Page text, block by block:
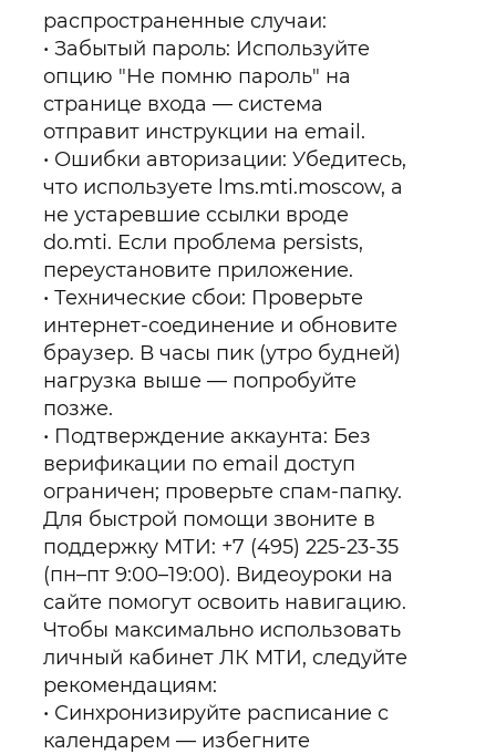
распространенные случаи:
Забытый пароль: Используйте
опцию "Не помню пароль" на
странице входа — система
отправит инструкции на email.
Ошибки авторизации: Убедитесь,
что используете lms.mti.moscow, а
не устаревшие ссылки вроде
do.mti. Если проблема persists,
переустановите приложение.
Технические сбои: Проверьте
интернет-соединение и обновите
браузер. В часы пик (утро будней)
нагрузка выше — попробуйте
позже.
Подтверждение аккаунта: Без
верификации по email доступ
ограничен; проверьте спам-папку.
Для быстрой помощи звоните в
поддержку МТИ: +7 (495) 225-23-35
(пн–пт 9:00–19:00). Видеоуроки на
сайте помогут освоить навигацию.
Чтобы максимально использовать
личный кабинет ЛК МТИ, следуйте
рекомендациям:
Синхронизируйте расписание с
календарем — избегните